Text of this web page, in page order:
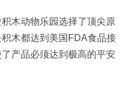
木动物乐园选择了顶尖原
木都达到美国FDA食品接
产品必须达到极高的平安